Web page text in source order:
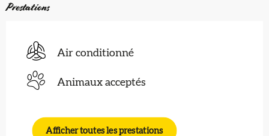
Prestations
Air conditionné
Animaux acceptés
Afficher toutes les prestations